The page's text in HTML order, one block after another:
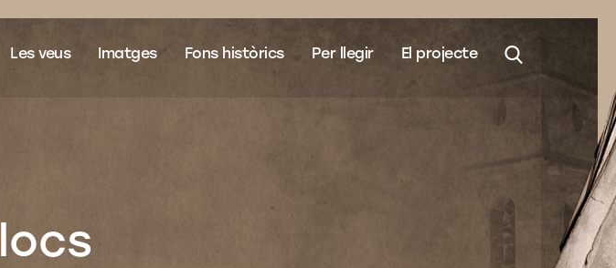
Les veus Imatges Fons històrics Per llegir El projecte